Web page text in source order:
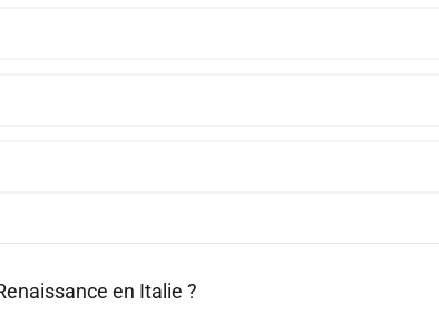
en Italie ?